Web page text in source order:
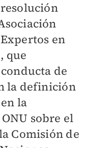
en
que
de
la definición
la
sobre el
Comisión de